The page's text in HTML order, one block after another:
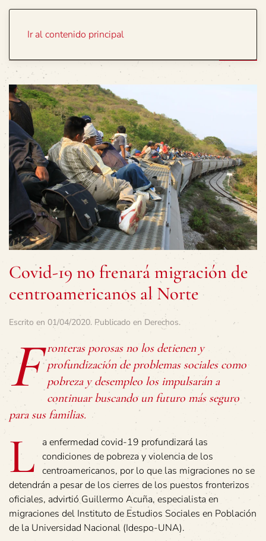
Ir al contenido principal
Covid-19 no frenará migración de
centroamericanos al Norte
Escrito en 01/04/2020. Publicado en Derechos.
F ronteras porosas no los detienen y
profundización de problemas sociales como
pobreza y desempleo los impulsarán a
continuar buscando un futuro más seguro
para sus familias.
L
a enfermedad covid-19 profundizará las
condiciones de pobreza y violencia de los
centroamericanos, por lo que las migraciones no se
detendrán a pesar de los cierres de los puestos fronterizos
oficiales, advirtió Guillermo Acuña, especialista en
migraciones del Instituto de Estudios Sociales en Población
de la Universidad Nacional (Idespo-UNA).